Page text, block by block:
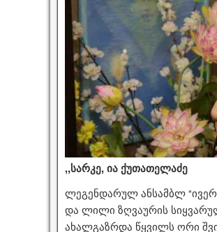
,,სარკე, ია ქუთათელაძე
ლეგენდარულ ანსამბლ
და ლილი ზღვაურის
ახალგაზრდა წყვილს ორი